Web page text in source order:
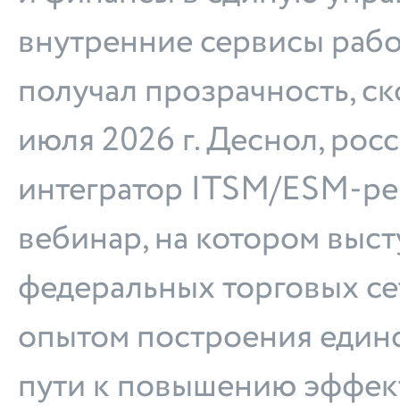
внутренние сервисы
получал прозрачность,
июля 2026 г. Деснол,
интегратор ITSM/ESM-
вебинар, на котором
федеральных торговых
опытом построения
пути к повышению